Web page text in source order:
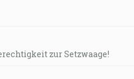
zur Setzwaage!